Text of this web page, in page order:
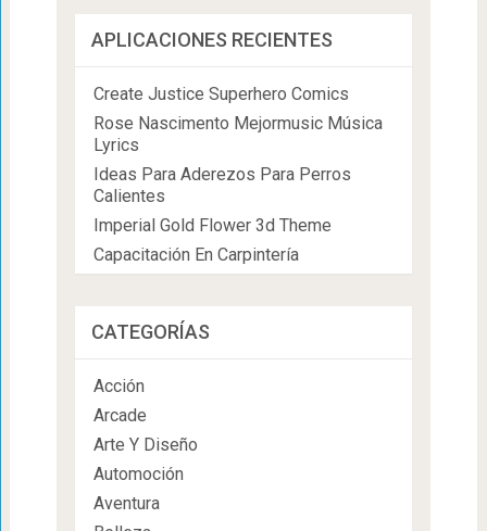
APLICACIONES RECIENTES
Create Justice Superhero Comics
Rose Nascimento Mejormusic Música
Lyrics
Ideas Para Aderezos Para Perros
Calientes
Imperial Gold Flower 3d Theme
Capacitación En Carpintería
CATEGORÍAS
Acción
Arcade
Arte Y Diseño
Automoción
Aventura